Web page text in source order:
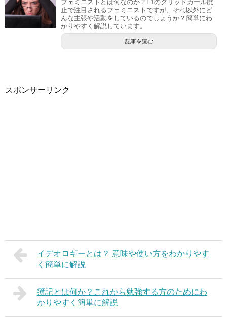
フェミニストとは何なのか？F1のグリッドガール廃
止で注目されるフェミニストですが、それ以外にど
んな主張や活動をしているのでしょうか？簡単にわ
かりやすく解説しています。
記事を読む
スポンサーリンク
イデオロギーとは？ 意味や使い方をわかりやす
く簡単に解説
簿記とは何か？これから勉強する方のためにわ
かりやすく簡単に解説